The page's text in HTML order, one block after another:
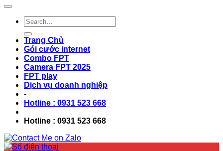
Trang Chủ
Gói cước internet
Combo FPT
Camera FPT 2025
FPT play
Dịch vụ doanh nghiệp
-
Hotline : 0931 523 668
Hotline : 0931 523 668